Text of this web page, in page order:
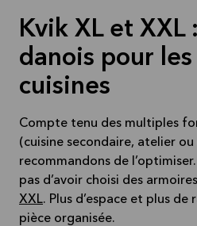
Kvik XL et XXL
danois pour
cuisines
Compte tenu des multiples
(cuisine secondaire, atelier
recommandons de
pas d’avoir choisi des
XXL. Plus d’espace et plus
pièce organisée.